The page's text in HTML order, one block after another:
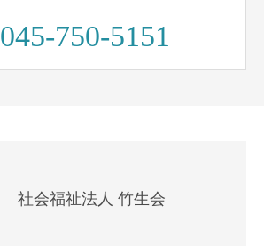
045-750-5151
社会福祉法人 竹生会